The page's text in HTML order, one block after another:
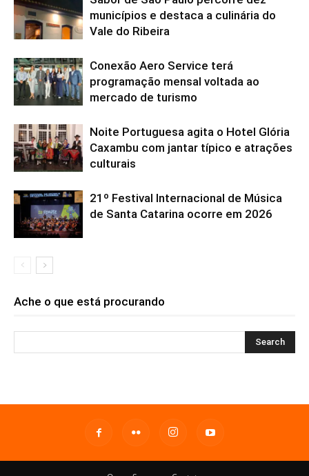
municípios e destaca a culinária do
Vale do Ribeira
Conexão Aero Service terá
programação mensal voltada ao
mercado de turismo
Noite Portuguesa agita o Hotel Glória
Caxambu com jantar típico e atrações
culturais
21º Festival Internacional de Música
de Santa Catarina ocorre em 2026
Ache o que está procurando